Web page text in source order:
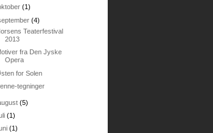
(1)
(4)
Teaterfestival
2013
fra Den Jyske
Opera
for Solen
tegninger
(5)
(1)
(1)